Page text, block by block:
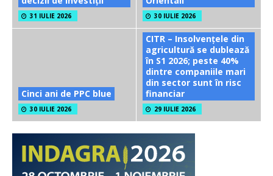
31 IULIE 2026 30 IULIE 2026
Cinci ani de PPC blue
30 IULIE 2026
CITR – Insolvențele din
agricultură se dublează
în S1 2026; peste 40%
dintre companiile mari
din sector sunt în risc
financiar
29 IULIE 2026